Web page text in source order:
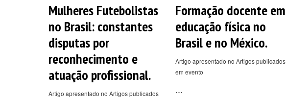
Mulheres Futebolistas
no Brasil: constantes
disputas por
reconhecimento e
atuação profissional.
Artigo apresentado no Artigos publicados
Formação docente em
educação física no
Brasil e no México.
Artigo apresentado no Artigos publicados
em evento
...